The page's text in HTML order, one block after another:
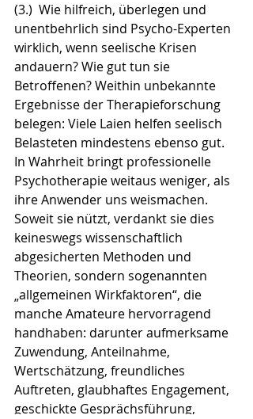
(3.)  Wie hilfreich, überlegen und
unentbehrlich sind Psycho-Experten
wirklich, wenn seelische Krisen
andauern? Wie gut tun sie
Betroffenen? Weithin unbekannte
Ergebnisse der Therapieforschung
belegen: Viele Laien helfen seelisch
Belasteten mindestens ebenso gut.
In Wahrheit bringt professionelle
Psychotherapie weitaus weniger, als
ihre Anwender uns weismachen.
Soweit sie nützt, verdankt sie dies
keineswegs wissenschaftlich
abgesicherten Methoden und
Theorien, sondern sogenannten
„allgemeinen Wirkfaktoren“, die
manche Amateure hervorragend
handhaben: darunter aufmerksame
Zuwendung, Anteilnahme,
Wertschätzung, freundliches
Auftreten, glaubhaftes Engagement,
geschickte Gesprächsführung,